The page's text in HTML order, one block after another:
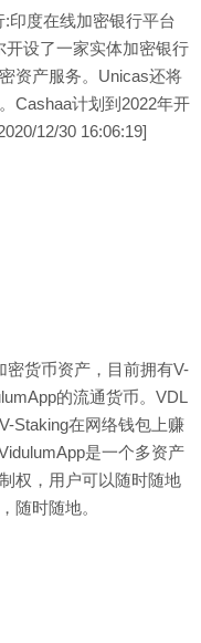
印度在线加密银行平台
设了一家实体加密银行
资产服务。Unicas还将
Cashaa计划到2022年开
12/30 16:06:19]
密货币资产，目前拥有V-
的流通货币。VDL
Staking在网络钱包上赚
是一个多资产
权，用户可以随时随地
随时随地。